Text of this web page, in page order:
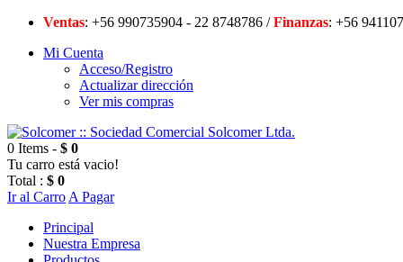
Ventas: +56 990735904 - 22 8748786 /Finanzas: +56
Mi Cuenta
Acceso/Registro
Actualizar dirección
Ver mis compras
0 Items - $ 0
Tu carro está vacio!
Total : $ 0
Ir al Carro A Pagar
Principal
Nuestra Empresa